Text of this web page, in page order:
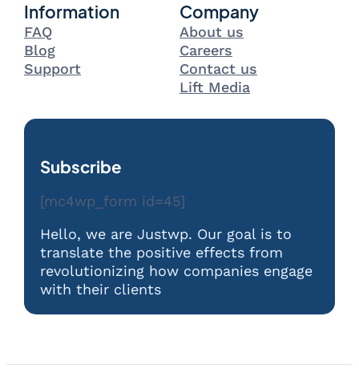
Information
FAQ
Blog
Support
Company
About us
Careers
Contact us
Lift Media
Subscribe
[mc4wp_form id=45]
Hello, we are Justwp. Our goal is to
translate the positive effects from
revolutionizing how companies engage
with their clients